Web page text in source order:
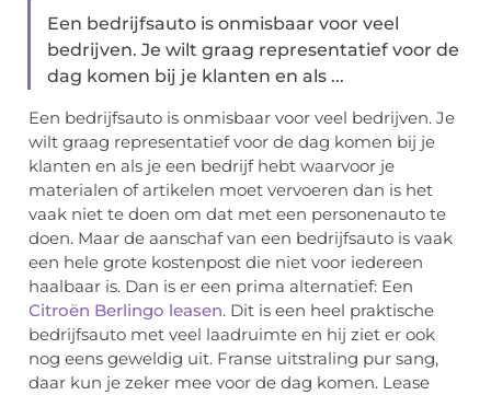
Een bedrijfsauto is onmisbaar voor veel
bedrijven. Je wilt graag representatief voor de
dag komen bij je klanten en als ...
Een bedrijfsauto is onmisbaar voor veel bedrijven. Je
wilt graag representatief voor de dag komen bij je
klanten en als je een bedrijf hebt waarvoor je
materialen of artikelen moet vervoeren dan is het
vaak niet te doen om dat met een personenauto te
doen. Maar de aanschaf van een bedrijfsauto is vaak
een hele grote kostenpost die niet voor iedereen
haalbaar is. Dan is er een prima alternatief: Een
Citroën Berlingo leasen. Dit is een heel praktische
bedrijfsauto met veel laadruimte en hij ziet er ook
nog eens geweldig uit. Franse uitstraling pur sang,
daar kun je zeker mee voor de dag komen. Lease